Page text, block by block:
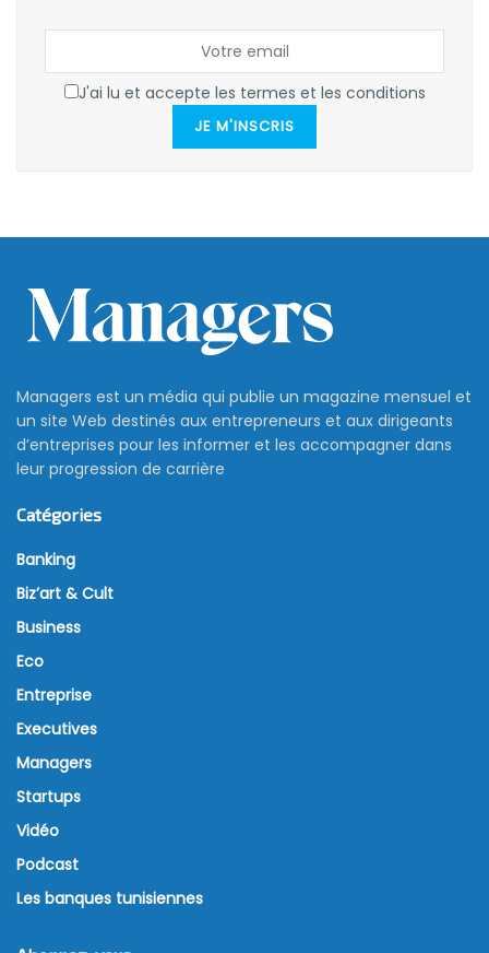
J'ai lu et accepte les termes et les conditions
JE M'INSCRIS
Managers est un média qui publie un magazine mensuel et
un site Web destinés aux entrepreneurs et aux dirigeants
d’entreprises pour les informer et les accompagner dans
leur progression de carrière
Catégories
Banking
Biz’art & Cult
Business
Eco
Entreprise
Executives
Managers
Startups
Vidéo
Podcast
Les banques tunisiennes